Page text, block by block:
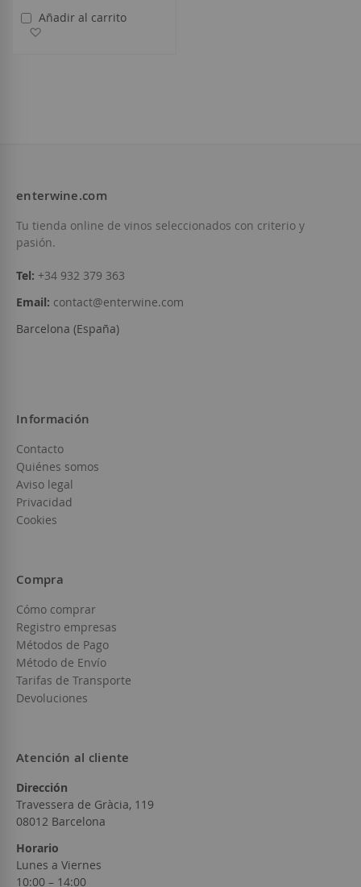
Añadir al carrito
enterwine.com
Tu tienda online de vinos seleccionados con criterio y
pasión.
Tel: +34 932 379 363
Email: contact@enterwine.com
Barcelona (España)
Información
Contacto
Quiénes somos
Aviso legal
Privacidad
Cookies
Compra
Cómo comprar
Registro empresas
Métodos de Pago
Método de Envío
Tarifas de Transporte
Devoluciones
Atención al cliente
Dirección
Travessera de Gràcia, 119
08012 Barcelona
Horario
Lunes a Viernes
10:00 – 14:00